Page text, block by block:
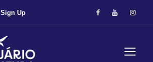
Sign Up